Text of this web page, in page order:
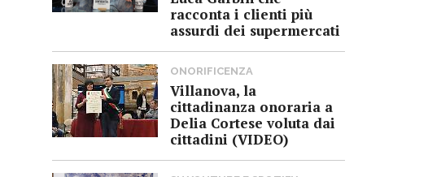
racconta i clienti più
assurdi dei supermercati
ONORIFICENZA
Villanova, la
cittadinanza onoraria a
Delia Cortese voluta dai
cittadini (VIDEO)